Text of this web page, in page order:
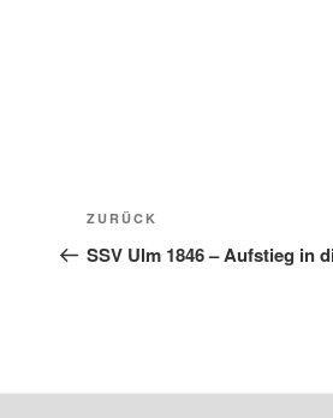
Beitragsnavigation
Vorheriger
Beitrag
ZURÜCK
SSV Ulm 1846 – Aufstieg in